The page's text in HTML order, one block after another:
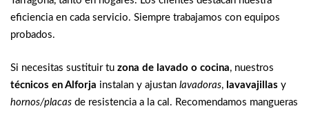
eficiencia en cada servicio. Siempre trabajamos con equipos
probados.
Si necesitas sustituir tu zona de lavado o cocina, nuestros
técnicos en Alforja instalan y ajustan lavadoras, lavavajillas y
hornos/placas de resistencia a la cal. Recomendamos mangueras